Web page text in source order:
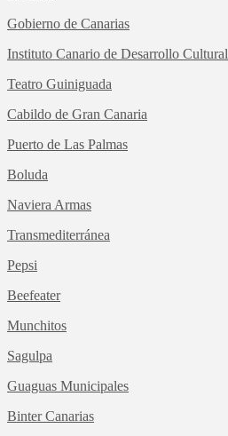
Gobierno de Canarias
Instituto Canario de Desarrollo Cultural
Teatro Guiniguada
Cabildo de Gran Canaria
Puerto de Las Palmas
Boluda
Naviera Armas
Transmediterránea
Pepsi
Beefeater
Munchitos
Sagulpa
Guaguas Municipales
Binter Canarias